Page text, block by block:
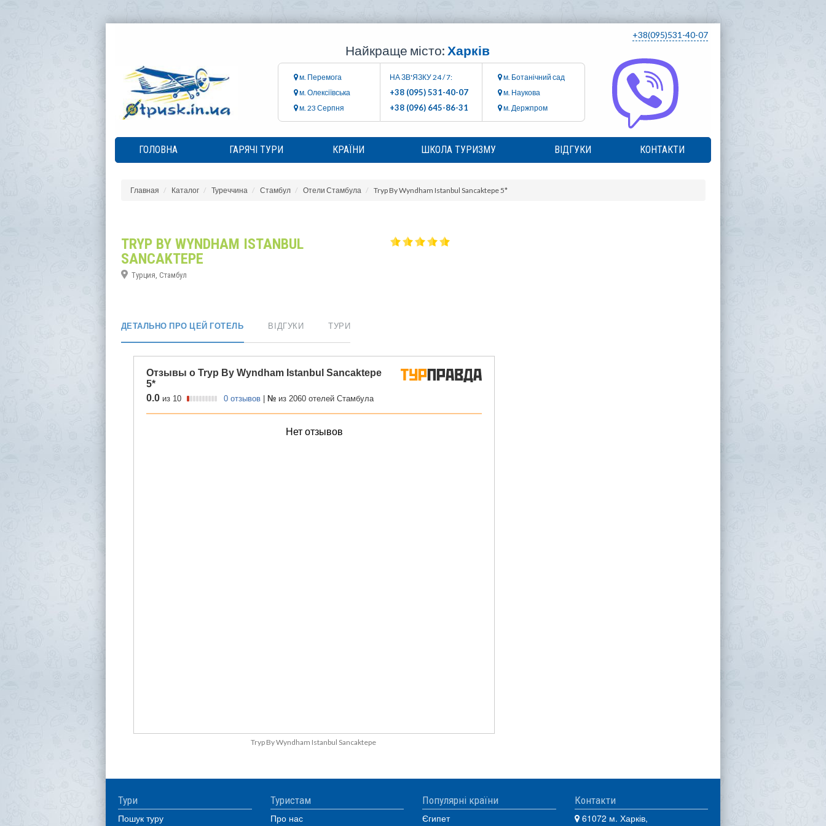
+38(095)531-40-07
Найкраще місто: Харків
м. Перемога
м. Олексіївська
м. 23 Серпня
НА ЗВ'ЯЗКУ 24 / 7:
+38 (095) 531-40-07
+38 (096) 645-86-31
м. Ботанічний сад
м. Наукова
м. Держпром
ГОЛОВНА ГАРЯЧІ ТУРИ КРАЇНИ ШКОЛА ТУРИЗМУ ВІДГУКИ КОНТАКТИ
Главная Каталог Туреччина Стамбул Отели Стамбула Tryp By Wyndham Istanbul Sancaktepe 5*
TRYP BY WYNDHAM ISTANBUL
SANCAKTEPE
Турция, Стамбул
ДЕТАЛЬНО ПРО ЦЕЙ ГОТЕЛЬ ВІДГУКИ ТУРИ
Tryp By Wyndham Istanbul Sancaktepe
Тури
Пошук туру
Туристам
Про нас
Популярні країни
Єгипет
Контакти
61072 м. Харків,